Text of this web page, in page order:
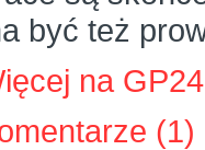
być też
na
(1)